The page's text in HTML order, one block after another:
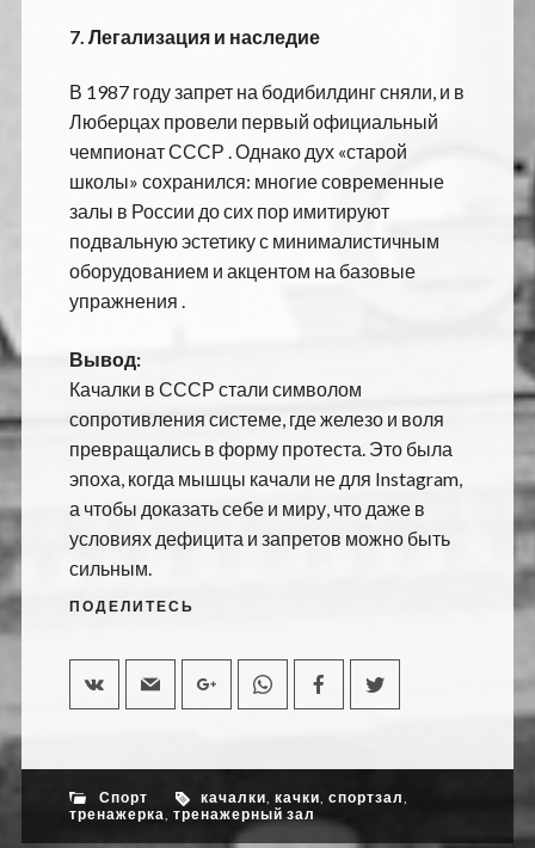
7. Легализация и наследие
В 1987 году запрет на бодибилдинг сняли, и в
Люберцах провели первый официальный
чемпионат СССР . Однако дух «старой
школы» сохранился: многие современные
залы в России до сих пор имитируют
подвальную эстетику с минималистичным
оборудованием и акцентом на базовые
упражнения .
Вывод:
Качалки в СССР стали символом
сопротивления системе, где железо и воля
превращались в форму протеста. Это была
эпоха, когда мышцы качали не для Instagram,
а чтобы доказать себе и миру, что даже в
условиях дефицита и запретов можно быть
сильным.
ПОДЕЛИТЕСЬ
Спорт качалки, качки, спортзал,
тренажерка, тренажерный зал